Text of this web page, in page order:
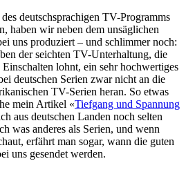
deutschsprachigen TV-Programms
haben wir neben dem unsäglichen
uns produziert – und schlimmer noch:
der seichten TV-Unterhaltung, die
lohnt, ein sehr hochwertiges
deutschen Serien zwar nicht an die
TV-Serien heran. So etwas
mein Artikel «Tiefgang und Spannung
aus deutschen Landen noch selten
was anderes als Serien, und wenn
erfährt man sogar, wann die guten
uns gesendet werden.